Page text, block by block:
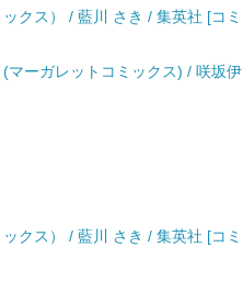
クス） / 藍川 さき / 集英社 [コミ
マーガレットコミックス) / 咲坂伊
クス） / 藍川 さき / 集英社 [コミ